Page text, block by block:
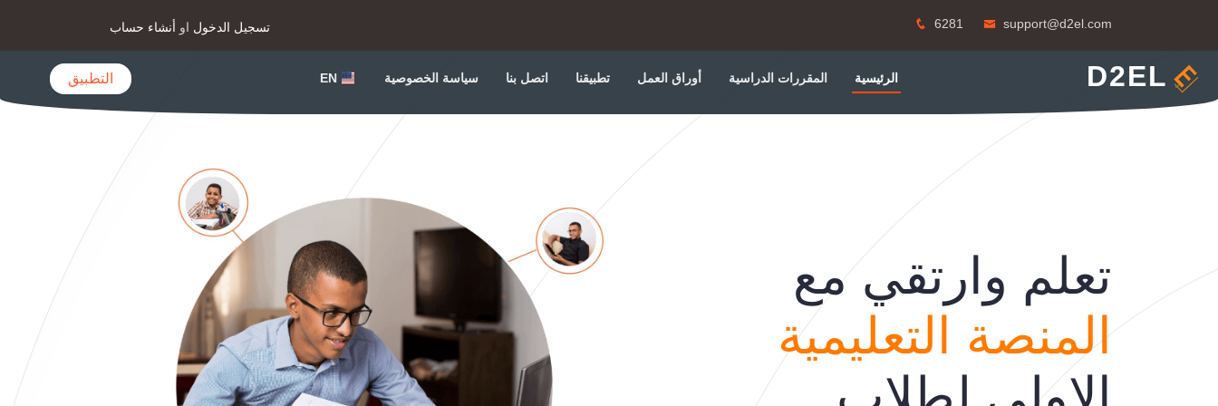
support@d2el.com
6281 تسجيل الدخول او أنشاء حساب
D2EL الرئيسية المقررات الدراسية أوراق العمل تطبيقنا اتصل بنا سياسة الخصوصية EN التطبيق
تعلم وارتقي مع
المنصة التعليمية